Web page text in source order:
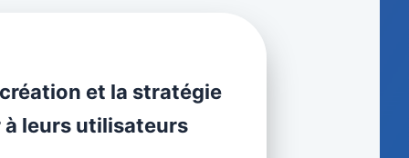
et la stratégie
leurs utilisateurs